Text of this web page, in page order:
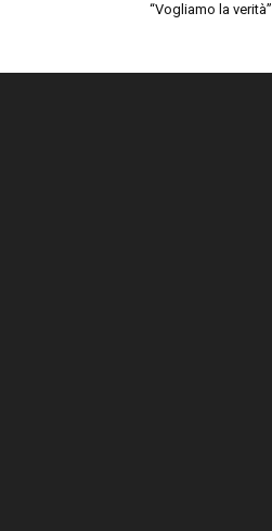
“Vogliamo la verità”